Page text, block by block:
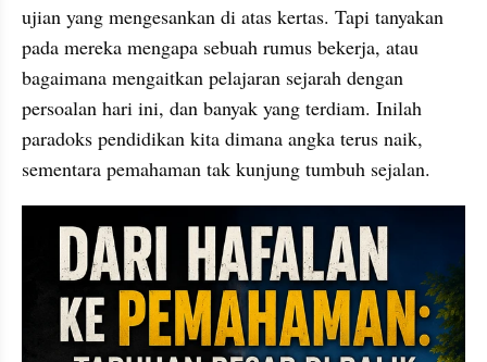
ujian yang mengesankan di atas kertas. Tapi tanyakan
pada mereka mengapa sebuah rumus bekerja, atau
bagaimana mengaitkan pelajaran sejarah dengan
persoalan hari ini, dan banyak yang terdiam. Inilah
paradoks pendidikan kita dimana angka terus naik,
sementara pemahaman tak kunjung tumbuh sejalan.